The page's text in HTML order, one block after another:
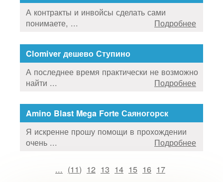
А контракты и инвойсы сделать сами
понимаете, ...
Подробнее
Clomiver дешево Ступино
А последнее время практически не возможно
найти ...
Подробнее
Amino Blast Mega Forte Саяногорск
Я искренне прошу помощи в прохождении
очень ...
Подробнее
... (11) 12 13 14 15 16 17